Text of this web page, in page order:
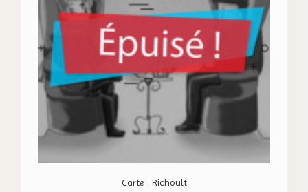
Carte : Richoult